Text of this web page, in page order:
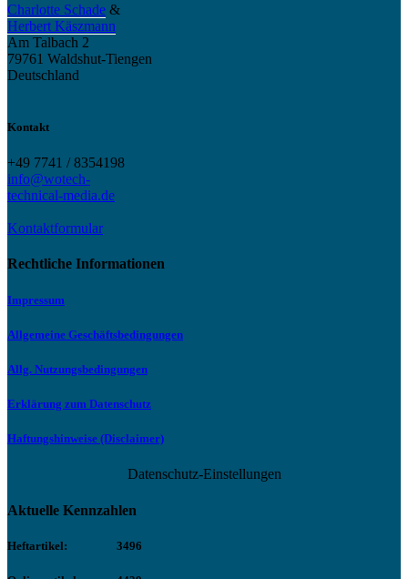
Charlotte Schade &
Herbert Käszmann
Am Talbach 2
79761 Waldshut-Tiengen
Deutschland
Kontakt
+49 7741 / 8354198
info@wotech-
technical-media.de
Kontaktformular
Rechtliche Informationen
Impressum
Allgemeine Geschäftsbedingungen
Allg. Nutzungsbedingungen
Erklärung zum Datenschutz
Haftungshinweise (Disclaimer)
Datenschutz-Einstellungen
Aktuelle Kennzahlen
Heftartikel: 3496